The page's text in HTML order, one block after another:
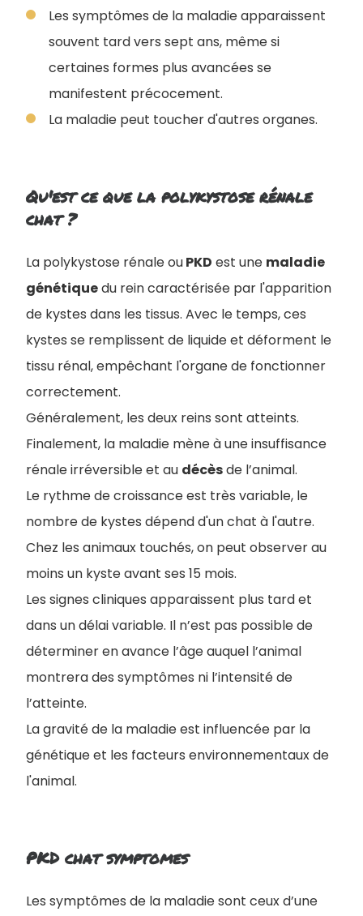
Les symptômes de la maladie apparaissent
souvent tard vers sept ans, même si
certaines formes plus avancées se
manifestent précocement.
La maladie peut toucher d'autres organes.
Qu'est ce que la polykystose rénale
chat ?
La polykystose rénale ouPKD est une maladie
génétiquedu rein caractérisée par l'apparition
de kystes dans les tissus. Avec le temps, ces
kystes se remplissent de liquide et déforment le
tissu rénal, empêchant l'organe de fonctionner
correctement.
Généralement, les deux reins sont atteints.
Finalement, la maladie mène à une insuffisance
rénale irréversible et au décèsde l’animal.
Le rythme de croissance est très variable, le
nombre de kystes dépend d'un chat à l'autre.
Chez les animaux touchés, on peut observer au
moins un kyste avant ses 15 mois.
Les signes cliniques apparaissent plus tard et
dans un délai variable. Il n’est pas possible de
déterminer en avance l’âge auquel l’animal
montrera des symptômes ni l’intensité de
l’atteinte.
La gravité de la maladie est influencée par la
génétique et les facteurs environnementaux de
l'animal.
PKD chat symptomes
Les symptômes de la maladie sont ceux d’une